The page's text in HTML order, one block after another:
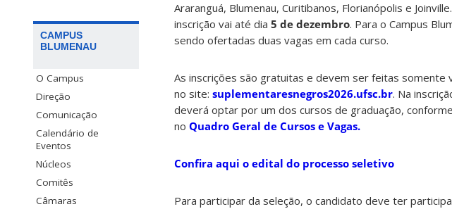
CAMPUS
BLUMENAU
O Campus
Direção
Comunicação
Calendário de
Eventos
Núcleos
Comitês
Câmaras
Araranguá, Blumenau, Curitibanos, Florianópolis e
inscrição vai até dia 5 de dezembro. Para o Campus
sendo ofertadas duas vagas em cada curso.
As inscrições são gratuitas e devem ser feitas somente
no site: suplementaresnegros2026.ufsc.br. Na
deverá optar por um dos cursos de graduação,
no Quadro Geral de Cursos e Vagas.
Confira aqui o edital do processo seletivo
Para participar da seleção, o candidato deve ter